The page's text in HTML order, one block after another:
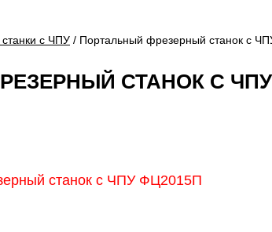
с ЧПУ / Портальный фрезерный станок с
СТАНОК С ЧПУ